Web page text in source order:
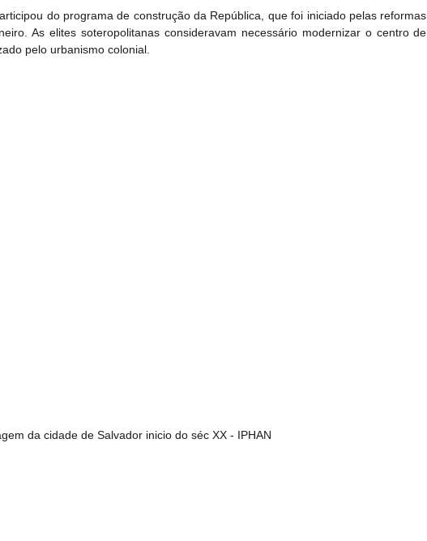
do programa de construção da República, que foi iniciado pelas reformas
As elites soteropolitanas consideravam necessário modernizar o centro de
pelo urbanismo colonial.
da cidade de Salvador inicio do séc XX - IPHAN